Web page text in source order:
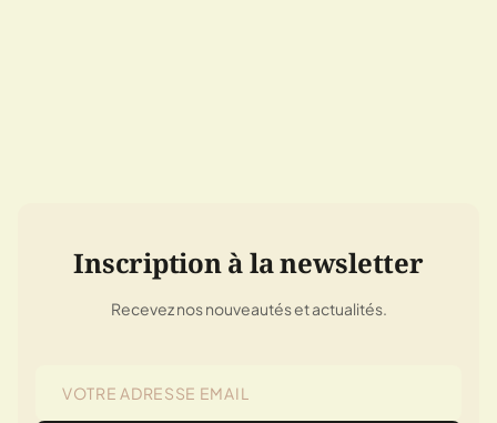
Inscription à la newsletter
Recevez nos nouveautés et actualités.